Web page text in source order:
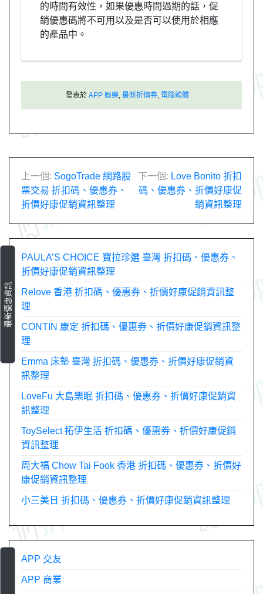
的時間有效性，如果優惠時間過期的話，促
銷優惠碼將不可用以及是否可以使用於相應
的產品中。
發表於 APP 娛樂, 最新折價券, 電腦軟體
文
章
導
上一個: SogoTrade 網路股
票交易 折扣碼、優惠券、
折價好康促銷資訊整理
下一個: Love Bonito 折扣
碼、優惠券、折價好康促
銷資訊整理
最新優惠資訊
PAULA’S CHOICE 寶拉珍選 臺灣 折扣碼、優惠券、
折價好康促銷資訊整理
Relove 香港 折扣碼、優惠券、折價好康促銷資訊整
理
CONTIN 康定 折扣碼、優惠券、折價好康促銷資訊整
理
Emma 床墊 臺灣 折扣碼、優惠券、折價好康促銷資
訊整理
LoveFu 大島樂眠 折扣碼、優惠券、折價好康促銷資
訊整理
ToySelect 拓伊生活 折扣碼、優惠券、折價好康促銷
資訊整理
周大福 Chow Tai Fook 香港 折扣碼、優惠券、折價好
康促銷資訊整理
小三美日 折扣碼、優惠券、折價好康促銷資訊整理
APP 交友
APP 商業